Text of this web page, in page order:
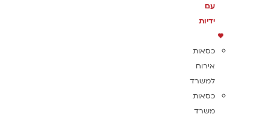
עם
ידיות
כסאות
אירוח
למשרד
כסאות
משרד